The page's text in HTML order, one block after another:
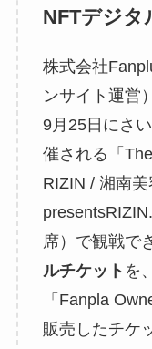
NFTデジタ
株式会社
ンサイト運営
9月25日にさ
催される「
RIZIN / 湘南
席）で観戦で
ルチケット を
「Fanpla
販売したチケ